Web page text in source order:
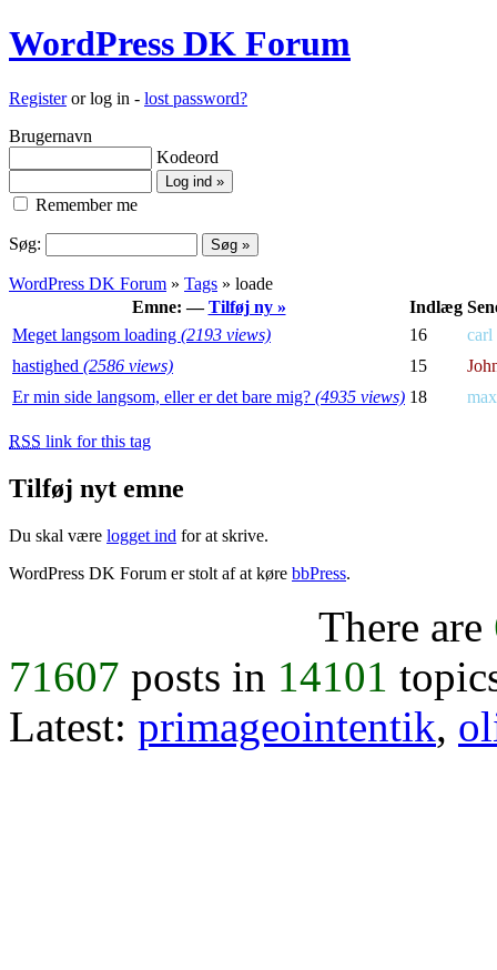
WordPress DK Forum
Registeror log in - lost password?
Brugernavn
Kodeord
Remember me
Søg:
WordPress DK Forum » Tags » loade
Emne: —Tilføj ny » Indlæg
Meget langsom loading (2193 views) 16
carl
hastighed (2586 views) 15
Er min side langsom, eller er det bare mig? (4935 views) 18
RSS link for this tag
Tilføj nyt emne
Du skal være logget ind for at skrive.
WordPress DK Forum er stolt af at køre bbPress.
There are
71607 posts in 14101
Latest: primageointentik,